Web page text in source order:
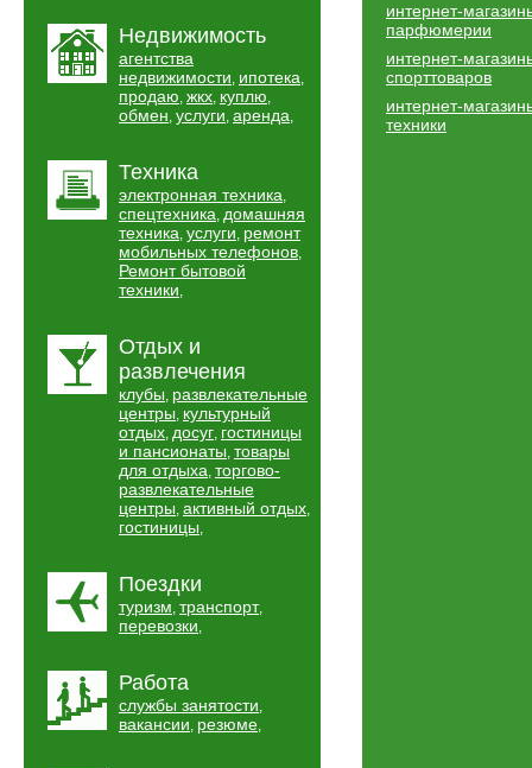
Недвижимость
агентства
недвижимости, ипотека,
продаю, жкх, куплю,
обмен, услуги, аренда,
Техника
электронная техника,
спецтехника, домашняя
техника, услуги, ремонт
мобильных телефонов,
Ремонт бытовой
техники,
Отдых и
развлечения
клубы, развлекательные
центры, культурный
отдых, досуг, гостиницы
и пансионаты, товары
для отдыха, торгово-
развлекательные
центры, активный отдых,
гостиницы,
Поездки
туризм, транспорт,
перевозки,
Работа
службы занятости,
вакансии, резюме,
интернет-
парфюмерии
интернет-
спорттоваров
интернет-
техники